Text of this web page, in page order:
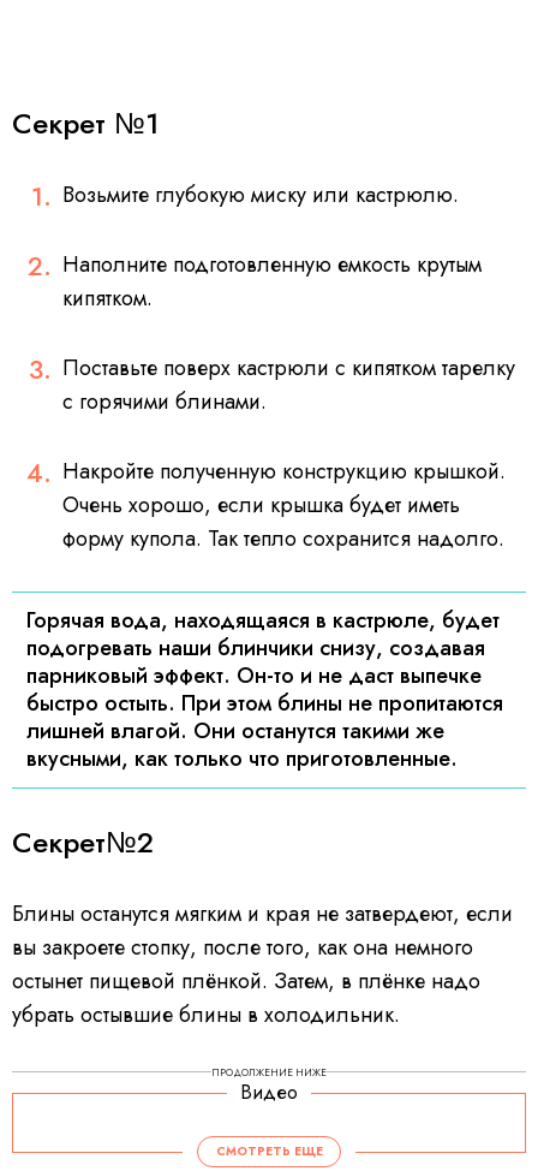
Секрет №1
Возьмите глубокую миску или кастрюлю.
Наполните подготовленную емкость крутым
кипятком.
Поставьте поверх кастрюли с кипятком тарелку
с горячими блинами.
Накройте полученную конструкцию крышкой.
Очень хорошо, если крышка будет иметь
форму купола. Так тепло сохранится надолго.
Горячая вода, находящаяся в кастрюле, будет
подогревать наши блинчики снизу, создавая
парниковый эффект. Он-то и не даст выпечке
быстро остыть. При этом блины не пропитаются
лишней влагой. Они останутся такими же
вкусными, как только что приготовленные.
Секрет№2
Блины останутся мягким и края не затвердеют, если
вы закроете стопку, после того, как она немного
остынет пищевой плёнкой. Затем, в плёнке надо
убрать остывшие блины в холодильник.
ПРОДОЛЖЕНИЕ НИЖЕ
Видео
СМОТРЕТЬ ЕЩЕ